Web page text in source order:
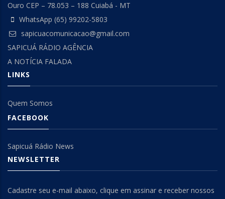
Ouro CEP – 78.053 – 188 Cuiabá - MT
WhatsApp (65) 99202-5803
sapicuacomunicacao@gmail.com
SAPICUÁ RÁDIO AGÊNCIA
A NOTÍCIA FALADA
LINKS
Quem Somos
FACEBOOK
Sapicuá Rádio News
NEWSLETTER
Cadastre seu e-mail abaixo, clique em assinar e receber nossos